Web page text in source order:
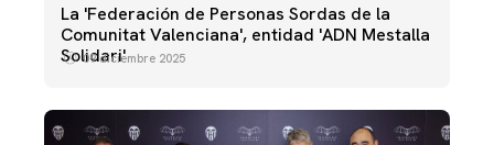
La 'Federación de Personas Sordas de la
Comunitat Valenciana', entidad 'ADN Mestalla
Solidari'
09 diciembre 2025